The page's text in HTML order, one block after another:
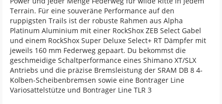
Terrain. Für eine souveräne Performance auf den
ruppigsten Trails ist der robuste Rahmen aus Alpha
Platinum Aluminium mit einer RockShox ZEB Select Gabel
und einem RockShox Super Deluxe Select+ RT Dämpfer mit
jeweils 160 mm Federweg gepaart. Du bekommst die
geschmeidige Schaltperformance eines Shimano XT/SLX
Antriebs und die präzise Bremsleistung der SRAM DB 8 4-
Kolben-Scheibenbremsen sowie eine Bontrager Line
Variosattelstütze und Bontrager Line TLR 3